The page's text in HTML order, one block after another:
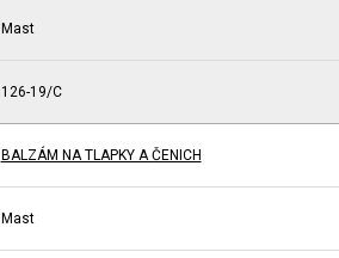
Mast
126-19/C
BALZÁM NA TLAPKY A ČENICH
Mast